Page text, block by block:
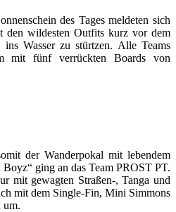
des Tages meldeten sich
den wildesten Outfits kurz vor dem
Wasser zu stürtzen. Alle Teams
mit fünf verrückten Boards von
der Wanderpokal mit lebendem
ging an das Team PROST PT.
mit gewagten Straßen-, Tanga und
mit dem Single-Fin, Mini Simmons
um.